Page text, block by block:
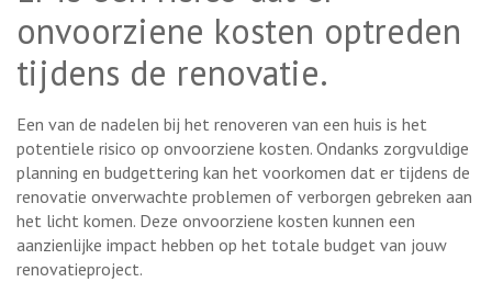
onvoorziene kosten optreden
tijdens de renovatie.
Een van de nadelen bij het renoveren van een huis is het
potentiele risico op onvoorziene kosten. Ondanks zorgvuldige
planning en budgettering kan het voorkomen dat er tijdens de
renovatie onverwachte problemen of verborgen gebreken aan
het licht komen. Deze onvoorziene kosten kunnen een
aanzienlijke impact hebben op het totale budget van jouw
renovatieproject.